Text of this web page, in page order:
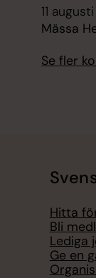
11 augusti
Mässa
Se fler
Hitta
Bli
Lediga
Ge en